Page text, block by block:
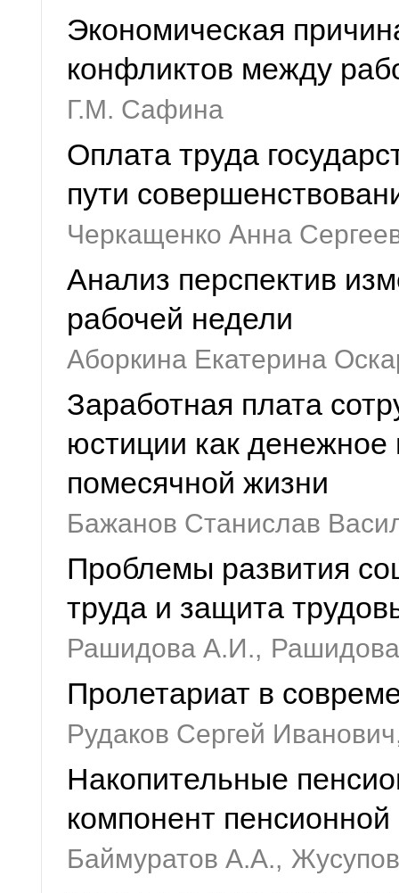
Экономическая
конфликтов между
Г.М. Сафина
Оплата труда
пути
Черкащенко Анна
Анализ перспектив
рабочей недели
Аборкина Екатерина
Заработная плата
юстиции как
помесячной жизни
Бажанов Станислав
Проблемы развития
труда и защита
Рашидова А.И.,
Пролетариат в
Рудаков Сергей
Накопительные
компонент
Баймуратов А.А.,